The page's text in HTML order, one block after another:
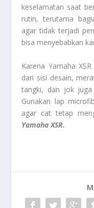
keselamatan saat
rutin, terutama
agar tidak terjadi
bisa menyebabkan
Karena Yamaha
dari sisi desain,
tangki, dan jok
Gunakan lap
agar cat tetap
Yamaha XSR.